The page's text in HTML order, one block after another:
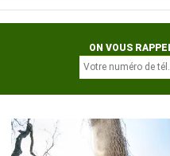
ON VOUS